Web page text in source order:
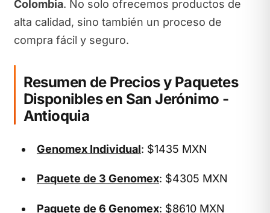
Colombia. No solo ofrecemos productos de
alta calidad, sino también un proceso de
compra fácil y seguro.
Resumen de Precios y Paquetes
Disponibles en San Jerónimo -
Antioquia
Genomex Individual: $1435 MXN
Paquete de 3 Genomex: $4305 MXN
Paquete de 6 Genomex: $8610 MXN